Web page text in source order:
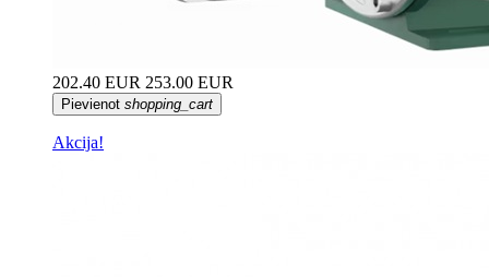
202.40 EUR 253.00 EUR
Pievienot shopping_cart
Akcija!